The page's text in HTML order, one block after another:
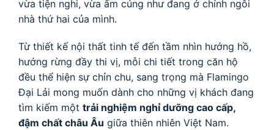
vừa tiện nghi, vừa ấm cúng như đang ở chính ngôi
nhà thứ hai của mình.
Từ thiết kế nội thất tinh tế đến tầm nhìn hướng hồ,
hướng rừng đầy thi vị, mỗi chi tiết trong căn hộ
đều thể hiện sự chỉn chu, sang trọng mà Flamingo
Đại Lải mong muốn dành cho những vị khách đang
tìm kiếm một trải nghiệm nghỉ dưỡng cao cấp,
đậm chất châu Âu giữa thiên nhiên Việt Nam.